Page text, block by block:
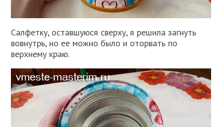
Салфетку, оставшуюся сверху, я решила загнуть
вовнутрь, но ее можно было и оторвать по
верхнему краю.